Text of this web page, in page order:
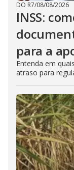
DO R7/08/08/2026
INSS:
para a
Entenda em
atraso para